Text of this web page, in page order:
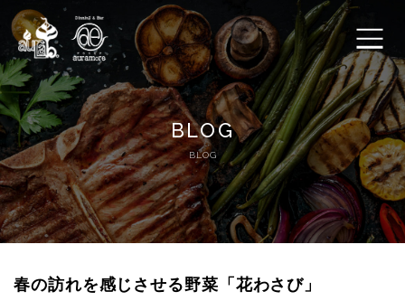
HOME
アウラボ【aurLab.】
アウラモア【auramore】
FOOD
DRINK
BLOG
BLOG
春の訪れを感じさせる野菜「花わさび」